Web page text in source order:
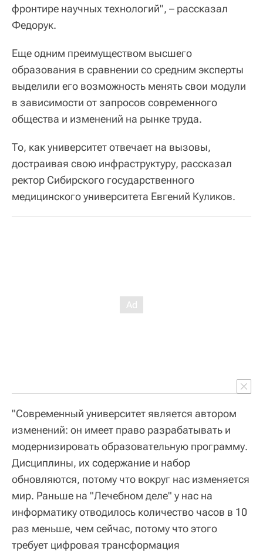
фронтире научных технологий", – рассказал
Федорук.
Еще одним преимуществом высшего
образования в сравнении со средним эксперты
выделили его возможность менять свои модули
в зависимости от запросов современного
общества и изменений на рынке труда.
То, как университет отвечает на вызовы,
достраивая свою инфраструктуру, рассказал
ректор Сибирского государственного
медицинского университета Евгений Куликов.
"Современный университет является автором
изменений: он имеет право разрабатывать и
модернизировать образовательную программу.
Дисциплины, их содержание и набор
обновляются, потому что вокруг нас изменяется
мир. Раньше на "Лечебном деле" у нас на
информатику отводилось количество часов в 10
раз меньше, чем сейчас, потому что этого
требует цифровая трансформация